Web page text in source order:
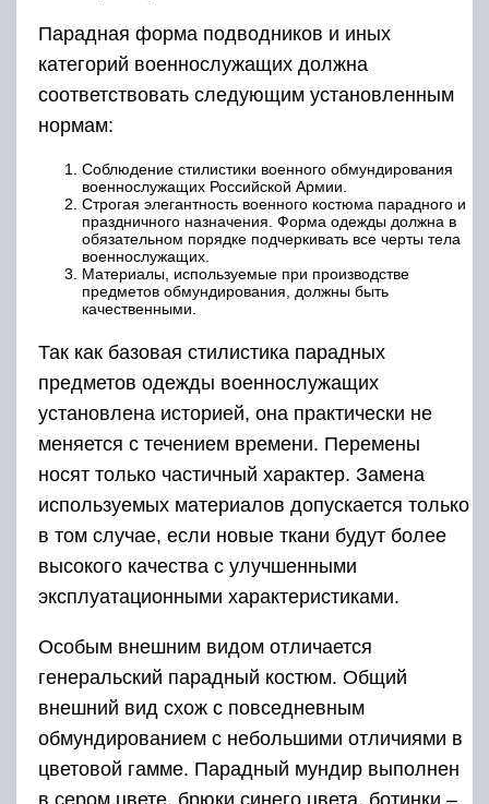
Парадная форма подводников и иных
категорий военнослужащих должна
соответствовать следующим установленным
нормам:
Соблюдение стилистики военного обмундирования
военнослужащих Российской Армии.
Строгая элегантность военного костюма парадного и
праздничного назначения. Форма одежды должна в
обязательном порядке подчеркивать все черты тела
военнослужащих.
Материалы, используемые при производстве
предметов обмундирования, должны быть
качественными.
Так как базовая стилистика парадных
предметов одежды военнослужащих
установлена историей, она практически не
меняется с течением времени. Перемены
носят только частичный характер. Замена
используемых материалов допускается только
в том случае, если новые ткани будут более
высокого качества с улучшенными
эксплуатационными характеристиками.
Особым внешним видом отличается
генеральский парадный костюм. Общий
внешний вид схож с повседневным
обмундированием с небольшими отличиями в
цветовой гамме. Парадный мундир выполнен
в сером цвете, брюки синего цвета, ботинки –